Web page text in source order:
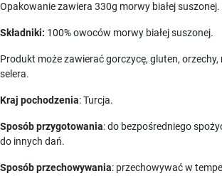
Opakowanie zawiera 330g morwy białej suszonej.
Składniki: 100% owoców morwy białej suszonej.
Produkt może zawierać gorczycę, gluten,
selera.
Kraj pochodzenia: Turcja.
Sposób przygotowania: do bezpośredniego
do innych dań.
Sposób przechowywania: przechowywać w